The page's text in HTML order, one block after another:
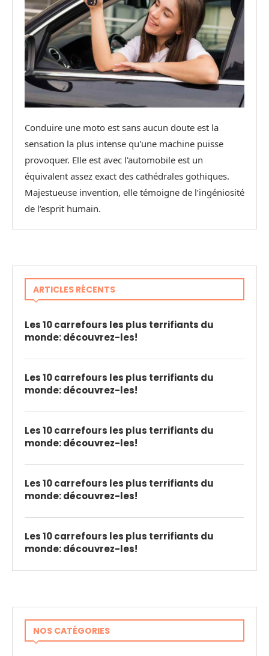
Conduire une moto est sans aucun doute est la
sensation la plus intense qu'une machine puisse
provoquer. Elle est avec l'automobile est un
équivalent assez exact des cathédrales gothiques.
Majestueuse invention, elle témoigne de l’ingéniosité
de l’esprit humain.
ARTICLES RÉCENTS
Les 10 carrefours les plus terrifiants du
monde: découvrez-les!
Les 10 carrefours les plus terrifiants du
monde: découvrez-les!
Les 10 carrefours les plus terrifiants du
monde: découvrez-les!
Les 10 carrefours les plus terrifiants du
monde: découvrez-les!
Les 10 carrefours les plus terrifiants du
monde: découvrez-les!
NOS CATÉGORIES